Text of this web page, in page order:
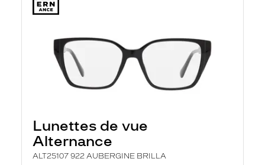
Lunettes de vue
Alternance
ALT25107 922 AUBERGINE BRILLA